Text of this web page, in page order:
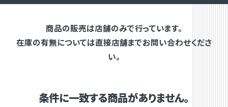
商品の販売は店舗のみで行っています。
在庫の有無については直接店舗までお問い合わせくださ
い。
条件に一致する商品がありません。